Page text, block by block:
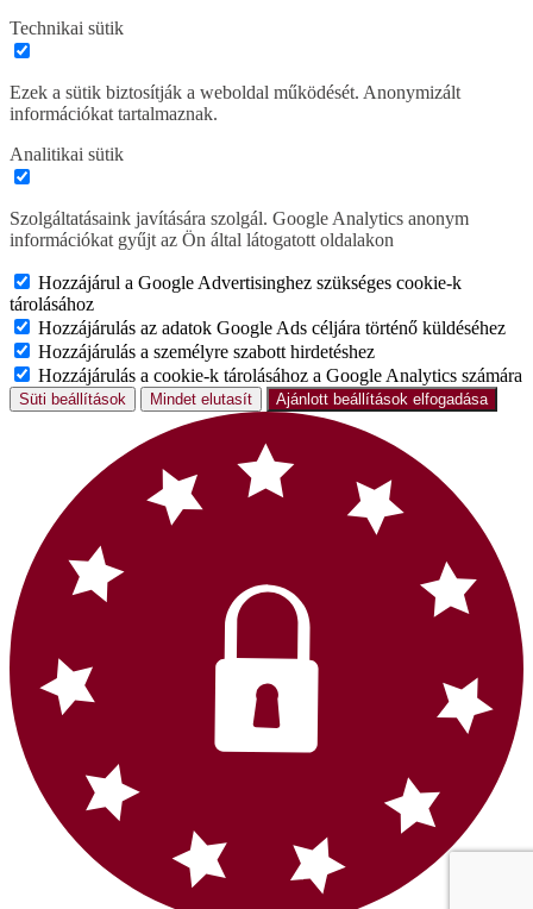
Technikai sütik
Ezek a sütik biztosítják a weboldal működését. Anonymizált
információkat tartalmaznak.
Analitikai sütik
Szolgáltatásaink javítására szolgál. Google Analytics anonym
információkat gyűjt az Ön által látogatott oldalakon
Hozzájárul a Google Advertisinghez szükséges cookie-k
tárolásához
Hozzájárulás az adatok Google Ads céljára történő küldéséhez
Hozzájárulás a személyre szabott hirdetéshez
Hozzájárulás a cookie-k tárolásához a Google Analytics számára
Süti beállítások Mindet elutasít Ajánlott beállítások elfogadása